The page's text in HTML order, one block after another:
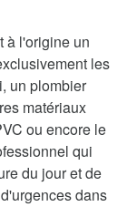
à l'origine un
les
un plombier
matériaux
ou encore le
qui
du jour et de
dans